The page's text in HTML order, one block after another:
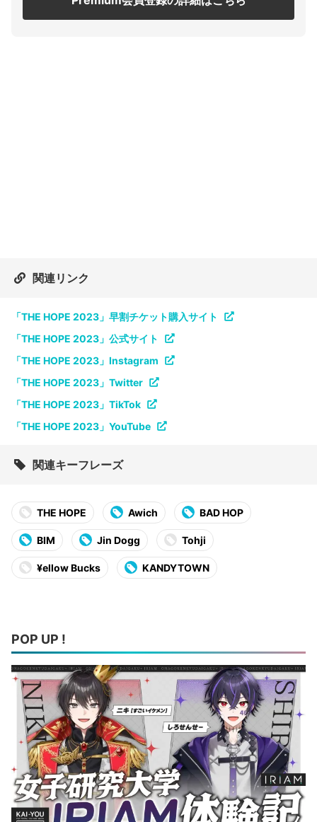
関連リンク
「THE HOPE 2023」早割チケット購入サイト
「THE HOPE 2023」公式サイト
「THE HOPE 2023」Instagram
「THE HOPE 2023」Twitter
「THE HOPE 2023」TikTok
「THE HOPE 2023」YouTube
関連キーフレーズ
THE HOPE Awich BAD HOP
BIM Jin Dogg Tohji
¥ellow Bucks KANDYTOWN
POP UP !